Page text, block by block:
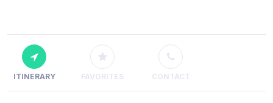
ITINERARY FAVORITES CONTACT